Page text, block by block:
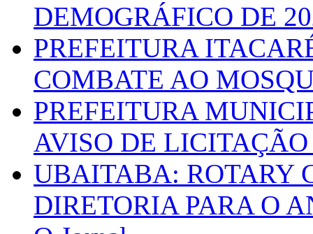
DEMOGRÁFICO DE
PREFEITURA
COMBATE AO
PREFEITURA
AVISO DE LICITAÇÃO
UBAITABA: ROTARY
DIRETORIA PARA O